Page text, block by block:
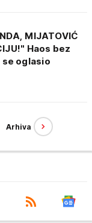
MIJATOVIĆ
Haos bez
se oglasio
Arhiva